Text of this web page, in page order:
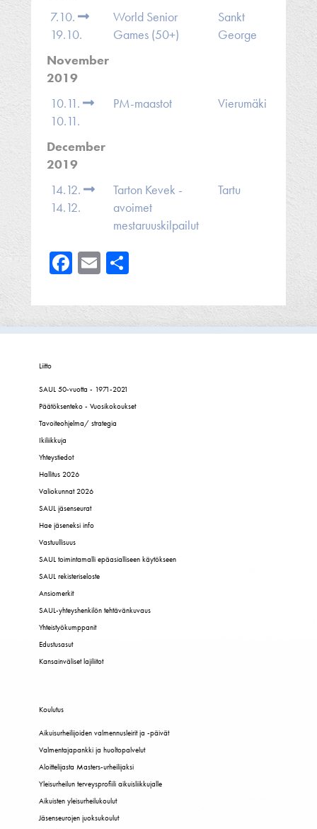
7.10.
19.10.
World Senior
Games (50+)
Sankt
George
November
2019
10.11.
10.11.
PM-maastot Vierumäki
December
2019
14.12.
14.12.
Tarton Kevek -
avoimet
mestaruuskilpailut
Tartu
Facebook
Email
Liitto
SAUL 50-vuotta - 1971-2021
Päätöksenteko - Vuosikokoukset
Tavoiteohjelma/ strategia
Ikiliikkuja
Yhteystiedot
Hallitus 2026
Valiokunnat 2026
SAUL jäsenseurat
Hae jäseneksi info
Vastuullisuus
SAUL toimintamalli epäasialliseen käytökseen
SAUL rekisteriseloste
Ansiomerkit
SAUL-yhteyshenkilön tehtävänkuvaus
Yhteistyökumppanit
Edustusasut
Kansainväliset lajiliitot
Koulutus
Aikuisurheilijoiden valmennusleirit ja -päivät
Valmentajapankki ja huoltopalvelut
Aloittelijasta Masters-urheilijaksi
Yleisurheilun terveysprofiili aikuisliikkujalle
Aikuisten yleisurheilukoulut
Jäsenseurojen juoksukoulut